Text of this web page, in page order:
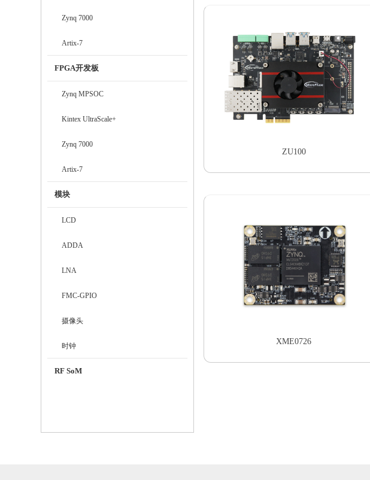
ZU100
XME0726
Zynq 7000
Artix-7
FPGA开发板
Zynq MPSOC
Kintex UltraScale+
Zynq 7000
Artix-7
模块
LCD
ADDA
LNA
FMC-GPIO
摄像头
时钟
RF SoM